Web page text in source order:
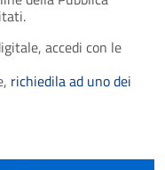
accedi con le
richiedila ad uno dei